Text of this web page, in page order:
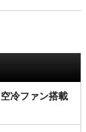
冷ファン搭載